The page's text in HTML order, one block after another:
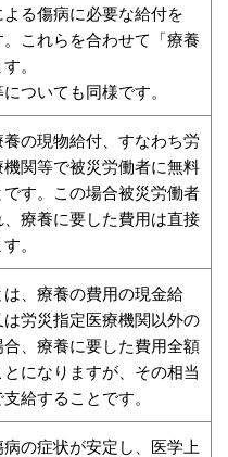
る傷病に必要な給付を
。これらを合わせて「療養
。
ついても同様です。
養の現物給付、すなわち労
関等で被災労働者に無料
す。この場合被災労働者
療養に要した費用は直接
。
は、療養の費用の現金給
労災指定医療機関以外の
、療養に要した費用全額
になりますが、その相当
給することです。
病の症状が安定し、医学上